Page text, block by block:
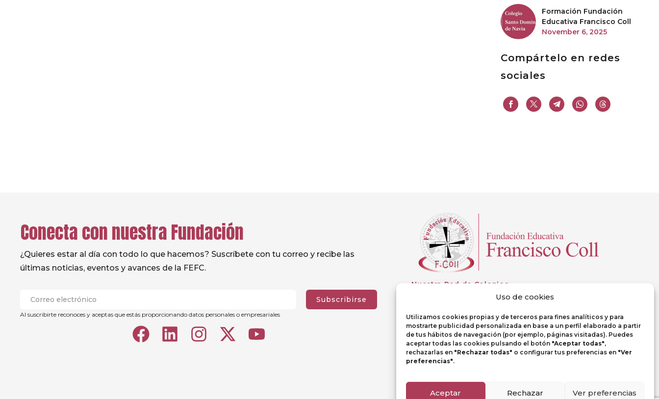
Uso de cookies
Utilizamos cookies propias y de terceros para fines analíticos y para
mostrarte publicidad personalizada en base a un perfil elaborado a partir
de tus hábitos de navegación (por ejemplo, páginas visitadas). Puedes
aceptar todas las cookies pulsando el botón "Aceptar todas",
rechazarlas en "Rechazar todas" o configurar tus preferencias en "Ver
preferencias".
Aceptar Rechazar Ver preferencias
Formación Fundación
Educativa Francisco Coll
November 6, 2025
Compártelo en redes
sociales
Conecta con nuestra Fundación
¿Quieres estar al día con todo lo que hacemos? Suscríbete con tu correo y recibe las
últimas noticias, eventos y avances de la FEFC.
Subscribirse
Al suscribirte reconoces y aceptas que estás proporcionando datos personales o empresariales
Nuestra Red de Colegios